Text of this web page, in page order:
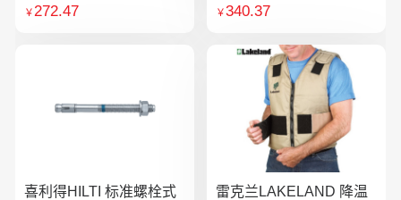
￥272.47 ￥340.37
喜利得HILTI 标准螺栓式
雷克兰LAKELAND 降温